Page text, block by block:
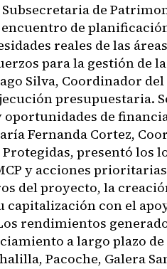
de
de
reales de las
para la gestión de
Silva, Coordinador del
presupuestaria.
oportunidades de
Fernanda Cortez,
presentó los
y acciones
del proyecto, la
capitalización con el
rendimientos
a largo plazo
Pacoche, Galera